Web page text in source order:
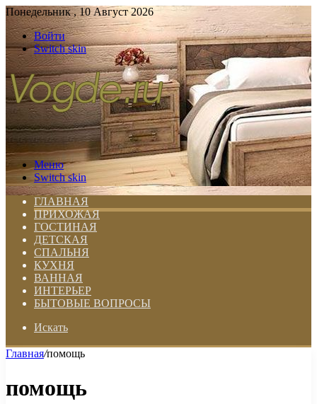
Понедельник , 10 Август 2026
Войти
Switch skin
Меню
Switch skin
ГЛАВНАЯ
ПРИХОЖАЯ
ГОСТИНАЯ
ДЕТСКАЯ
СПАЛЬНЯ
КУХНЯ
ВАННАЯ
ИНТЕРЬЕР
БЫТОВЫЕ ВОПРОСЫ
Искать
Главная/помощь
помощь